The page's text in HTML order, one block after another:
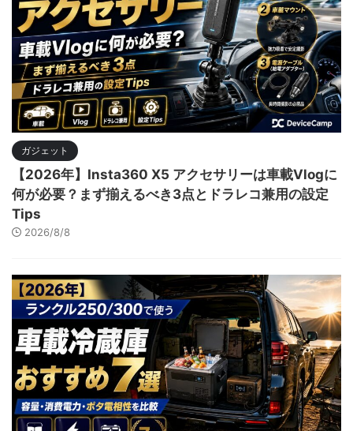
ガジェット
【2026年】Insta360 X5 アクセサリーは車載Vlogに
何が必要？まず揃えるべき3点とドラレコ兼用の設定
Tips
2026/8/8